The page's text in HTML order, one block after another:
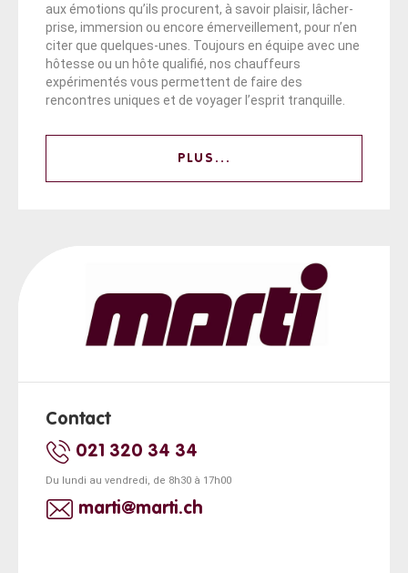
aux émotions qu’ils procurent, à savoir plaisir, lâcher-
prise, immersion ou encore émerveillement, pour n’en
citer que quelques-unes. Toujours en équipe avec une
hôtesse ou un hôte qualifié, nos chauffeurs
expérimentés vous permettent de faire des
rencontres uniques et de voyager l’esprit tranquille.
PLUS...
Contact
021 320 34 34
Du lundi au vendredi, de 8h30 à 17h00
marti@marti.ch